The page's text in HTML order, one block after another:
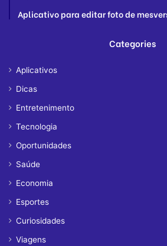
Aplicativo para editar foto de
Categories
Aplicativos
Dicas
Entretenimento
Tecnologia
Oportunidades
Saúde
Economia
Esportes
Curiosidades
Viagens